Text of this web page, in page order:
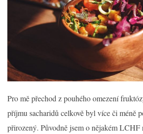
Pro mě přechod z pouhého omezení
příjmu sacharidů celkově byl více či méně
přirozený. Původně jsem o nějakém LCHF